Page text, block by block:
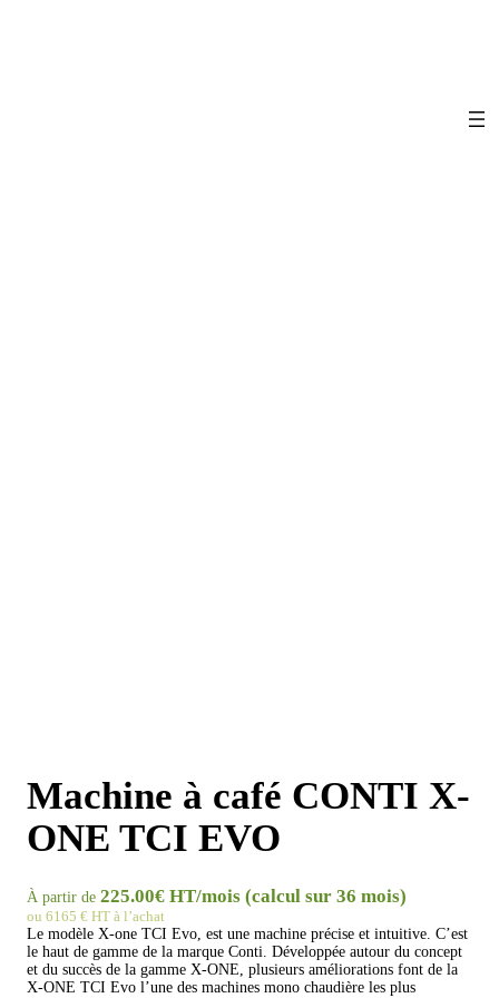
Machine à café CONTI X-
ONE TCI EVO
À partir de 225.00€ HT/mois (calcul sur 36 mois)
ou 6165 € HT à l’achat
Le modèle X-one TCI Evo, est une machine précise et intuitive. C’est
le haut de gamme de la marque Conti. Développée autour du concept
et du succès de la gamme X-ONE, plusieurs améliorations font de la
X-ONE TCI Evo l’une des machines mono chaudière les plus